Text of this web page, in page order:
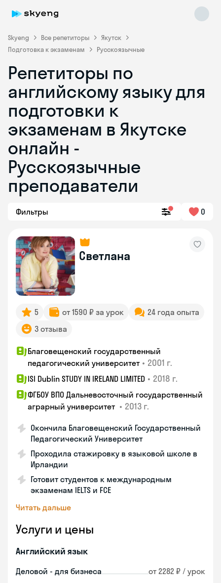
Skyeng Все репетиторы
Якутск
Подготовка к экзаменам
Русскоязычные
Репетиторы по
английскому языку для
подготовки к
экзаменам в Якутске
онлайн -
Русскоязычные
преподаватели
Фильтры 0
Светлана
5 от 1590 ₽ за урок
24 года опыта
3 отзыва
Благовещенский государственный
педагогический университет • 2001 г.
ISI Dublin STUDY IN IRELAND LIMITED • 2018 г.
ФГБОУ ВПО Дальневосточный государственный
аграрный университет • 2013 г.
Окончила Благовещенский Государственный
Педагогический Университет
Проходила стажировку в языковой школе в
Ирландии
Готовит студентов к международным
экзаменам IELTS и FCE
Читать дальше
Услуги и цены
Английский язык
Деловой - для бизнеса от 2282 ₽ / урок
Skyeng Chat